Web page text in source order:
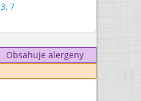
3, 7
Obsahuje alergeny